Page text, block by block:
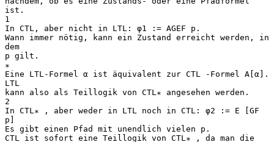
ist.
1
In CTL, aber nicht in LTL: φ1 := AGEF p.
Wann immer nötig, kann ein Zustand erreicht werden, in
dem
p gilt.
∗
Eine LTL-Formel α ist äquivalent zur CTL -Formel A[α].
LTL
kann also als Teillogik von CTL∗ angesehen werden.
2
In CTL∗ , aber weder in LTL noch in CTL: φ2 := E [GF
p]
Es gibt einen Pfad mit unendlich vielen p.
CTL ist sofort eine Teillogik von CTL∗ , da man die